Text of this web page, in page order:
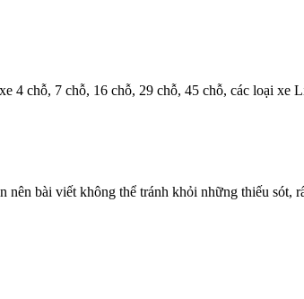
chỗ, 7 chỗ, 16 chỗ, 29 chỗ, 45 chỗ, các loại xe
bài viết không thể tránh khỏi những thiếu sót,